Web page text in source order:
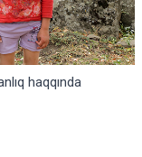
haqqında